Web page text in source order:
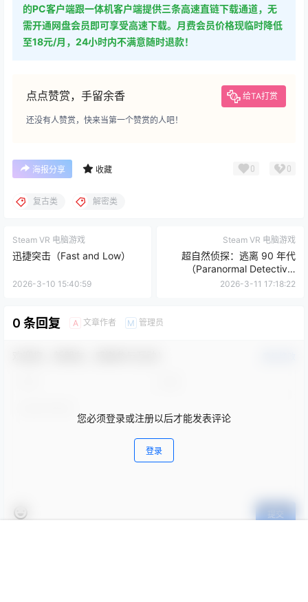
的PC客户端跟一体机客户端提供三条高速直链下载通道，无
需开通网盘会员即可享受高速下载。月费会员价格现临时降低
至18元/月，24小时内不满意随时退款！
点点赞赏，手留余香 给TA打赏
还没有人赞赏，快来当第一个赞赏的人吧！
海报分享 收藏 0 0
复古类 解密类
Steam VR 电脑游戏
迅捷突击（Fast and Low）
2026-3-10 15:40:59
Steam VR 电脑游戏
超自然侦探：逃离 90 年代
（Paranormal Detective:
Escape from the 90s）
2026-3-11 17:18:22
0 条回复 A 文章作者 M 管理员
您必须登录或注册以后才能发表评论
登录
提交